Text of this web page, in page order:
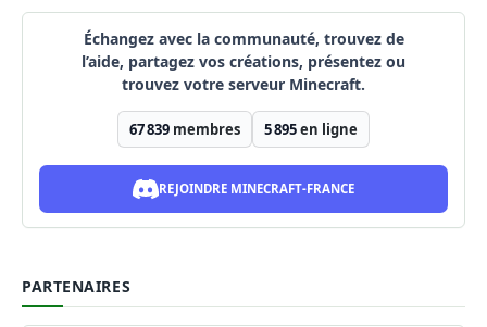
Échangez avec la communauté, trouvez de
l’aide, partagez vos créations, présentez ou
trouvez votre serveur Minecraft.
67 839 membres 5 895en ligne
REJOINDRE MINECRAFT-FRANCE
PARTENAIRES